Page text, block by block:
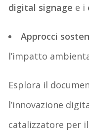
digital signage e i
Approcci
l’impatto
Esplora il
l’innovazione
catalizzatore per